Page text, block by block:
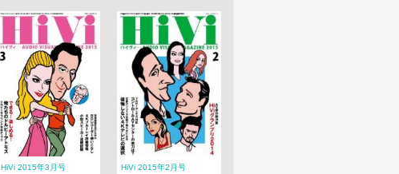
HiVi 2015年3月号 HiVi 2015年2月号